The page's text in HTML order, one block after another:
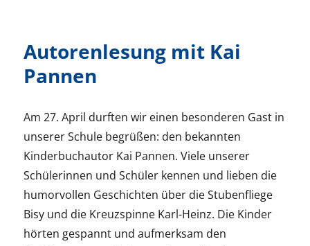
Autorenlesung mit Kai
Pannen
Am 27. April durften wir einen besonderen Gast in
unserer Schule begrüßen: den bekannten
Kinderbuchautor Kai Pannen. Viele unserer
Schülerinnen und Schüler kennen und lieben die
humorvollen Geschichten über die Stubenfliege
Bisy und die Kreuzspinne Karl-Heinz. Die Kinder
hörten gespannt und aufmerksam den